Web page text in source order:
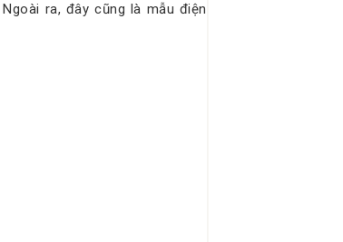
ra, đây cũng là mẫu điện